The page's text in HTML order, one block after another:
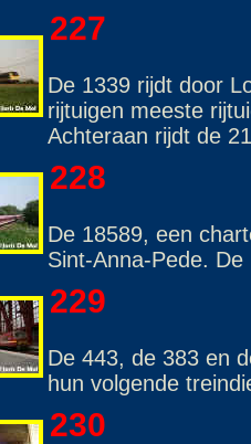
227
De 1339 rijdt door
rijtuigen meeste
Achteraan rijdt de
228
De 18589, een
Sint-Anna-Pede.
229
De 443, de 383 en
hun volgende
230